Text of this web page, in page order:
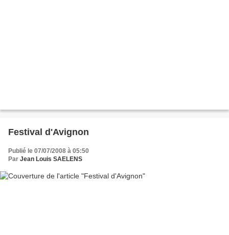
Festival d'Avignon
Publié le 07/07/2008 à 05:50
Par Jean Louis SAELENS